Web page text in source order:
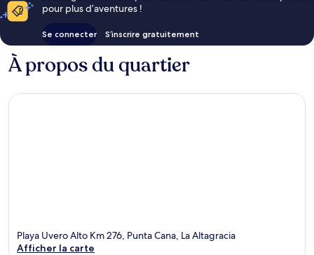
pour plus d’aventures !
Se connecter S’inscrire gratuitement
À propos du quartier
Playa Uvero Alto Km 276, Punta Cana, La Altagracia
Afficher la carte